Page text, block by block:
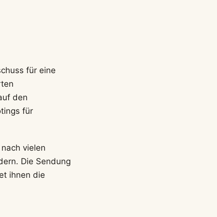
für eine
den
für
vielen
Die Sendung
ihnen die